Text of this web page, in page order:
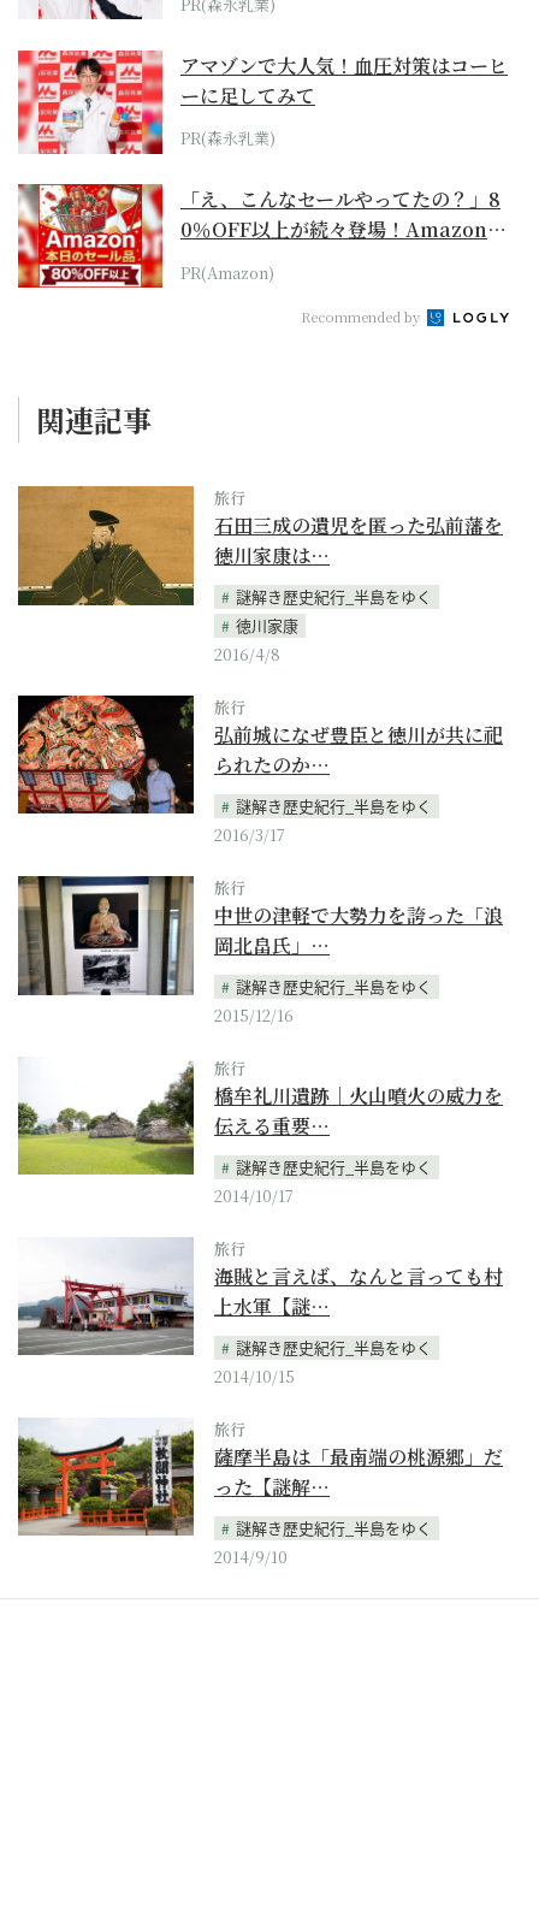
アマゾンで大人気！血圧対策はコーヒ
ーに足してみて
PR(森永乳業)
「え、こんなセールやってたの？」8
0％OFF以上が続々登場！Amazonの
本気が...
PR(Amazon)
Recommended by
関連記事
旅行
石田三成の遺児を匿った弘前藩を
徳川家康は…
謎解き歴史紀行_半島をゆく
徳川家康
2016/4/8
旅行
弘前城になぜ豊臣と徳川が共に祀
られたのか…
謎解き歴史紀行_半島をゆく
2016/3/17
旅行
中世の津軽で大勢力を誇った「浪
岡北畠氏」…
謎解き歴史紀行_半島をゆく
2015/12/16
旅行
橋牟礼川遺跡｜火山噴火の威力を
伝える重要…
謎解き歴史紀行_半島をゆく
2014/10/17
旅行
海賊と言えば、なんと言っても村
上水軍【謎…
謎解き歴史紀行_半島をゆく
2014/10/15
旅行
薩摩半島は「最南端の桃源郷」だ
った【謎解…
謎解き歴史紀行_半島をゆく
2014/9/10